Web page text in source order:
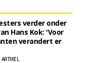
verder onder
Hans Kok: 'Voor
verandert er